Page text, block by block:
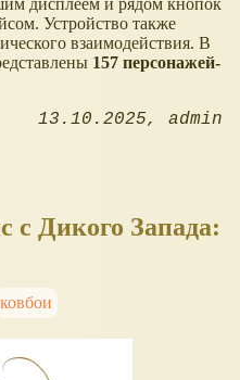
дисплеем и рядом кнопок
Устройство также
взаимодействия. В
157 персонажей-
13.10.2025 admin
с Дикого Запада:
ковбои